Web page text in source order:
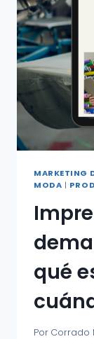
MARKETING
MODA |
qué
Por Corrado